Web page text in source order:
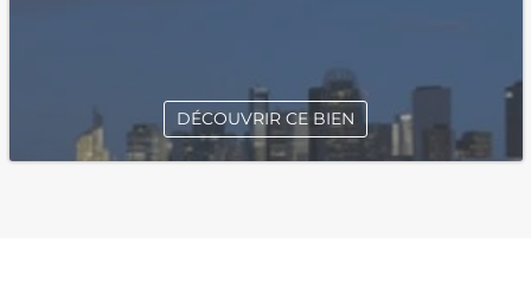
DÉCOUVRIR CE BIEN